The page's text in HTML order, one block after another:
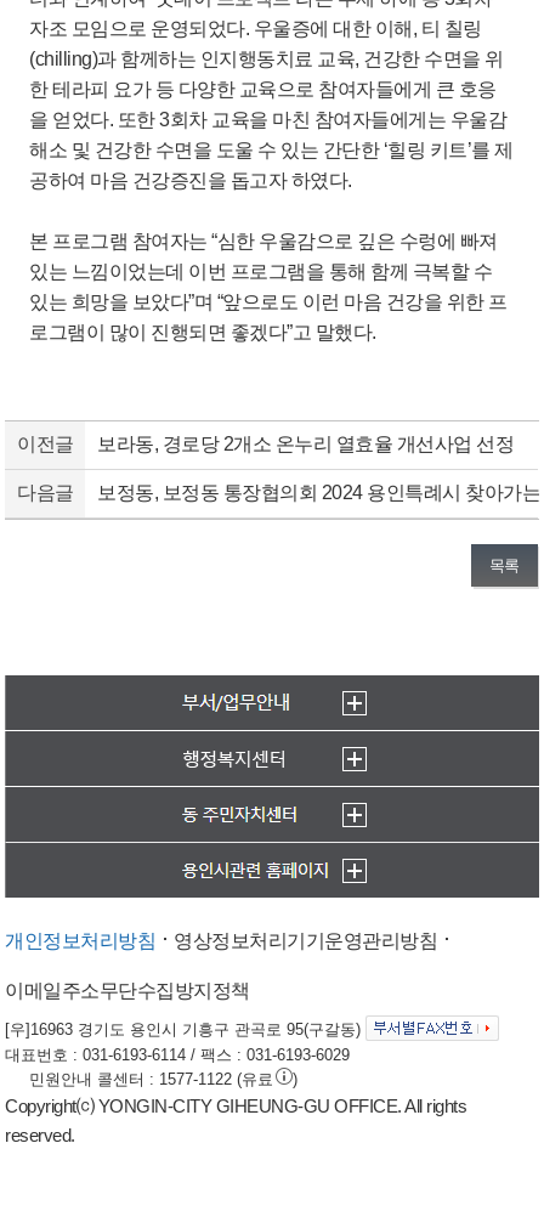
자조 모임으로 운영되었다. 우울증에 대한 이해, 티 칠링
(chilling)과 함께하는 인지행동치료 교육, 건강한 수면을 위
한 테라피 요가 등 다양한 교육으로 참여자들에게 큰 호응
을 얻었다. 또한 3회차 교육을 마친 참여자들에게는 우울감
해소 및 건강한 수면을 도울 수 있는 간단한 ‘힐링 키트’를 제
공하여 마음 건강증진을 돕고자 하였다.
본 프로그램 참여자는 “심한 우울감으로 깊은 수렁에 빠져
있는 느낌이었는데 이번 프로그램을 통해 함께 극복할 수
있는 희망을 보았다”며 “앞으로도 이런 마음 건강을 위한 프
로그램이 많이 진행되면 좋겠다”고 말했다.
이전글 보라동, 경로당 2개소 온누리 열효율 개선사업 선정
다음글 보정동, 보정동 통장협의회 2024 용인특례시 찾아가
목록
개인정보처리방침 영상정보처리기기운영관리방침
이메일주소무단수집방지정책
[우]16963 경기도 용인시 기흥구 관곡로 95(구갈동)
대표번호 : 031-6193-6114 / 팩스 : 031-6193-6029
민원안내 콜센터 : 1577-1122 (유료
)
Copyright⒞ YONGIN-CITY GIHEUNG-GU OFFICE. All rights
reserved.